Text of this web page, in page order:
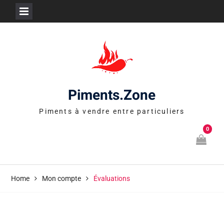
Piments.Zone
Piments à vendre entre particuliers
0
Home Mon compte Évaluations